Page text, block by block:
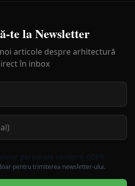
te la Newsletter
articole despre arhitectură
în inbox
personale conform GDPR
pentru trimiterea newsletter-ului.